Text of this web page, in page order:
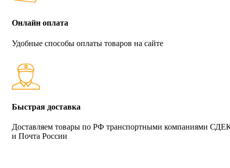
Онлайн оплата
Удобные способы оплаты товаров на сайте
Быстрая доставка
Доставляем товары по РФ транспортными компаниями
и Почта России